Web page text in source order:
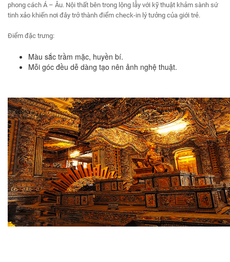
phong cách Á – Âu. Nội thất bên trong lộng lẫy với kỹ thuật khảm sành sứ
tinh xảo khiến nơi đây trở thành điểm check-in lý tưởng của giới trẻ.
Điểm đặc trưng:
Màu sắc trầm mặc, huyền bí.
Mỗi góc đều dễ dàng tạo nên ảnh nghệ thuật.